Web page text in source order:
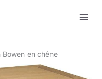
en chêne